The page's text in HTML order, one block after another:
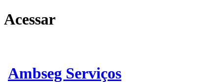
Acessar
Ambseg Serviços